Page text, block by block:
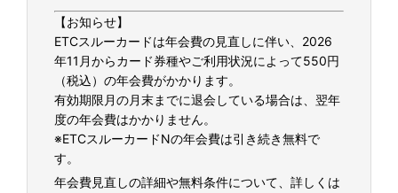
【お知らせ】
ETCスルーカードは年会費の見直しに伴い、2026
年11月からカード券種やご利用状況によって550円
（税込）の年会費がかかります。
有効期限月の月末までに退会している場合は、翌年
度の年会費はかかりません。
※ETCスルーカードNの年会費は引き続き無料で
す。
年会費見直しの詳細や無料条件について、詳しくは